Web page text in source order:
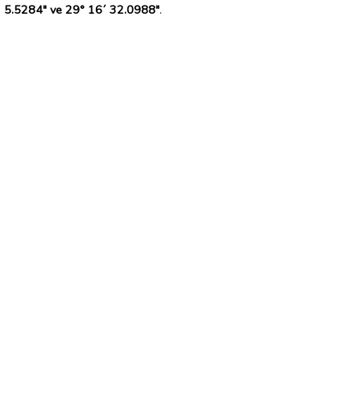
5.5284" ve 29° 16´ 32.0988".